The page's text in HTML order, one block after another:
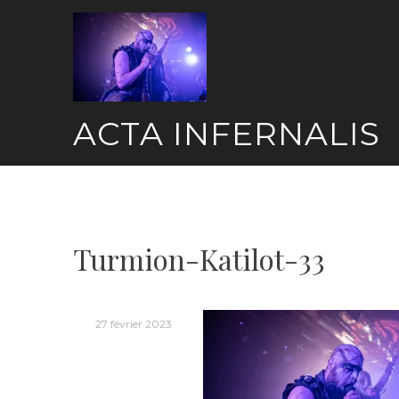
ACTA INFERNALIS
Turmion-Katilot-33
27 février 2023